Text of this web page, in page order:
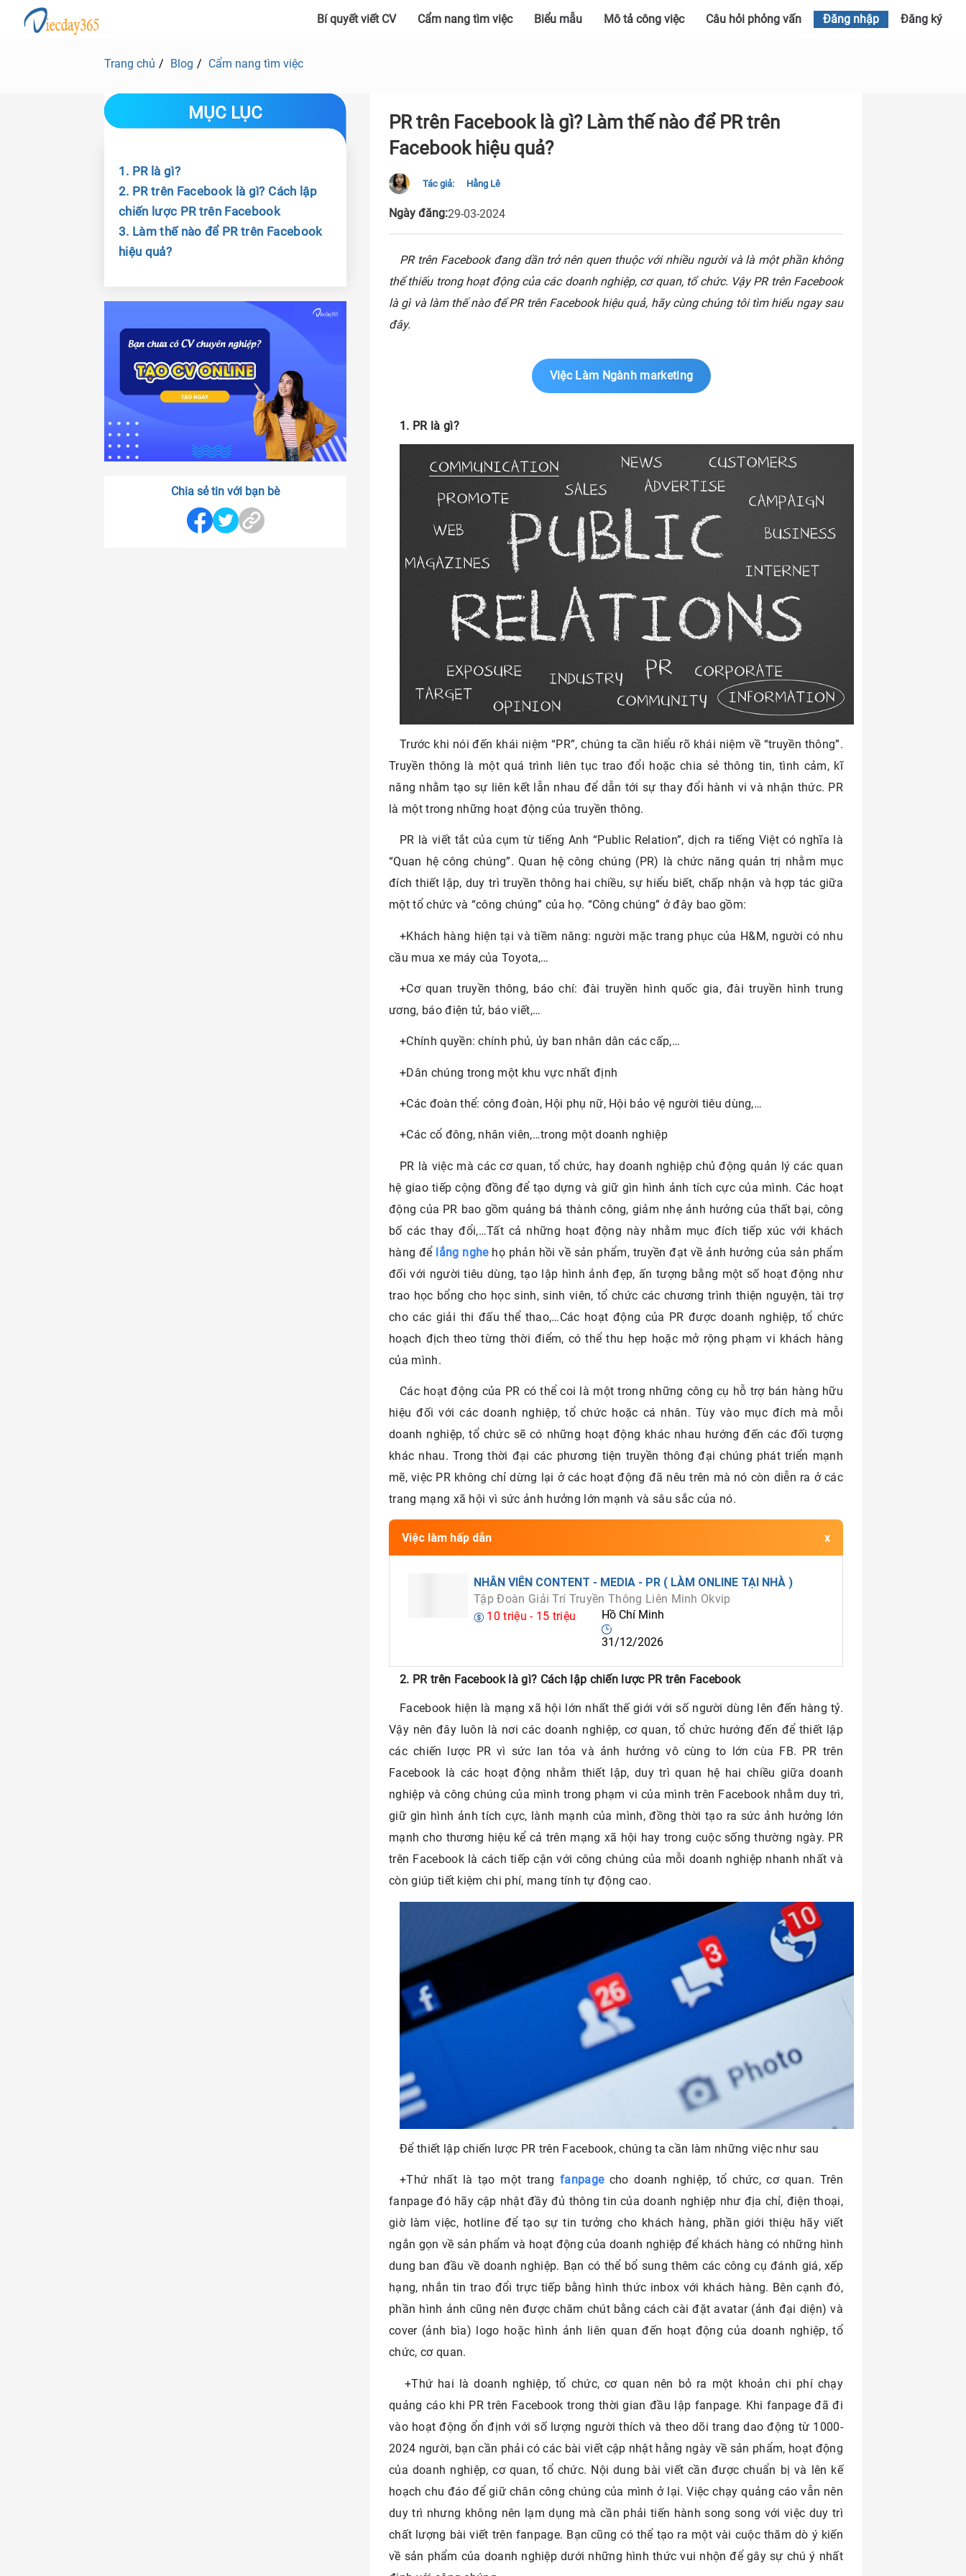
Bí quyết viết CV Cẩm nang tìm việc Biểu mẫu Mô tả công việc Câu hỏi phỏng vấn Đăng nhập Đăng ký
Trang chủ Blog Cẩm nang tìm việc
PR trên Facebook là gì? Làm thế nào để PR trên
Facebook hiệu quả?
Tác giả: Hằng Lê
Ngày đăng:29-03-2024
PR trên Facebook đang dần trở nên quen thuộc với nhiều người và là một phần không
thể thiếu trong hoạt động của các doanh nghiệp, cơ quan, tổ chức. Vậy PR trên Facebook
là gì và làm thế nào để PR trên Facebook hiệu quả, hãy cùng chúng tôi tìm hiểu ngay sau
đây.
MỤC LỤC
1. PR là gì?
2. PR trên Facebook là gì? Cách lập
chiến lược PR trên Facebook
3. Làm thế nào để PR trên Facebook
hiệu quả?
Chia sẻ tin với bạn bè
Việc Làm Ngành marketing
1. PR là gì?
Trước khi nói đến khái niệm “PR”, chúng ta cần hiểu rõ khái niệm về “truyền thông”.
Truyền thông là một quá trình liên tục trao đổi hoặc chia sẻ thông tin, tình cảm, kĩ
năng nhằm tạo sự liên kết lẫn nhau để dẫn tới sự thay đổi hành vi và nhận thức. PR
là một trong những hoạt động của truyền thông.
PR là viết tắt của cụm từ tiếng Anh “Public Relation”, dịch ra tiếng Việt có nghĩa là
“Quan hệ công chúng”. Quan hệ công chúng (PR) là chức năng quản trị nhằm mục
đích thiết lập, duy trì truyền thông hai chiều, sự hiểu biết, chấp nhận và hợp tác giữa
một tổ chức và “công chúng” của họ. “Công chúng” ở đây bao gồm:
+Khách hàng hiện tại và tiềm năng: người mặc trang phục của H&M, người có nhu
cầu mua xe máy của Toyota,…
+Cơ quan truyền thông, báo chí: đài truyền hình quốc gia, đài truyền hình trung
ương, báo điện tử, báo viết,…
+Chính quyền: chính phủ, ủy ban nhân dân các cấp,…
+Dân chúng trong một khu vực nhất định
+Các đoàn thể: công đoàn, Hội phụ nữ, Hội bảo vệ người tiêu dùng,…
+Các cổ đông, nhân viên,…trong một doanh nghiệp
PR là việc mà các cơ quan, tổ chức, hay doanh nghiệp chủ động quản lý các quan
hệ giao tiếp cộng đồng để tạo dựng và giữ gìn hình ảnh tích cực của mình. Các hoạt
động của PR bao gồm quảng bá thành công, giảm nhẹ ảnh hưởng của thất bại, công
bố các thay đổi,…Tất cả những hoạt động này nhằm mục đích tiếp xúc với khách
hàng để lắng nghehọ phản hồi về sản phẩm, truyền đạt về ảnh hưởng của sản phẩm
đối với người tiêu dùng, tạo lập hình ảnh đẹp, ấn tượng bằng một số hoạt động như
trao học bổng cho học sinh, sinh viên, tổ chức các chương trình thiện nguyện, tài trợ
cho các giải thi đấu thể thao,…Các hoạt động của PR được doanh nghiệp, tổ chức
hoạch địch theo từng thời điểm, có thể thu hẹp hoặc mở rộng phạm vi khách hàng
của mình.
Các hoạt động của PR có thể coi là một trong những công cụ hỗ trợ bán hàng hữu
hiệu đối với các doanh nghiệp, tổ chức hoặc cá nhân. Tùy vào mục đích mà mỗi
doanh nghiệp, tổ chức sẽ có những hoạt động khác nhau hướng đến các đối tượng
khác nhau. Trong thời đại các phương tiện truyền thông đại chúng phát triển mạnh
mẽ, việc PR không chỉ dừng lại ở các hoạt động đã nêu trên mà nó còn diễn ra ở các
trang mạng xã hội vì sức ảnh hưởng lớn mạnh và sâu sắc của nó.
Việc làm hấp dẫn
NHÂN VIÊN CONTENT - MEDIA - PR ( LÀM ONLINE TẠI NHÀ )
Tập Đoàn Giải Trí Truyền Thông Liên Minh Okvip
10 triệu - 15 triệu
Hồ Chí Minh
31/12/2026
2. PR trên Facebook là gì? Cách lập chiến lược PR trên Facebook
Facebook hiện là mạng xã hội lớn nhất thế giới với số người dùng lên đến hàng tỷ.
Vậy nên đây luôn là nơi các doanh nghiệp, cơ quan, tổ chức hướng đến để thiết lập
các chiến lược PR vì sức lan tỏa và ảnh hưởng vô cùng to lớn cùa FB. PR trên
Facebook là các hoạt động nhằm thiết lập, duy trì quan hệ hai chiều giữa doanh
nghiệp và công chúng của mình trong phạm vi của mình trên Facebook nhằm duy trì,
giữ gìn hình ảnh tích cực, lành mạnh của mình, đồng thời tạo ra sức ảnh hưởng lớn
mạnh cho thương hiệu kể cả trên mạng xã hội hay trong cuộc sống thường ngày. PR
trên Facebook là cách tiếp cận với công chúng của mỗi doanh nghiệp nhanh nhất và
còn giúp tiết kiệm chi phí, mang tính tự động cao.
Để thiết lập chiến lược PR trên Facebook, chúng ta cần làm những việc như sau
+Thứ nhất là tạo một trang fanpagecho doanh nghiệp, tổ chức, cơ quan. Trên
fanpage đó hãy cập nhật đầy đủ thông tin của doanh nghiệp như địa chỉ, điện thoại,
giờ làm việc, hotline để tạo sự tin tưởng cho khách hàng, phần giới thiệu hãy viết
ngắn gọn về sản phẩm và hoạt động của doanh nghiệp để khách hàng có những hình
dung ban đầu về doanh nghiệp. Bạn có thể bổ sung thêm các công cụ đánh giá, xếp
hạng, nhắn tin trao đổi trực tiếp bằng hình thức inbox với khách hàng. Bên cạnh đó,
phần hình ảnh cũng nên được chăm chút bằng cách cài đặt avatar (ảnh đại diện) và
cover (ảnh bìa) logo hoặc hình ảnh liên quan đến hoạt động của doanh nghiệp, tổ
chức, cơ quan.
+Thứ hai là doanh nghiệp, tổ chức, cơ quan nên bỏ ra một khoản chi phí chạy
quảng cáo khi PR trên Facebook trong thời gian đầu lập fanpage. Khi fanpage đã đi
vào hoạt động ổn định với số lượng người thích và theo dõi trang dao động từ 1000-
2024 người, bạn cần phải có các bài viết cập nhật hằng ngày về sản phẩm, hoạt động
của doanh nghiệp, cơ quan, tổ chức. Nội dung bài viết cần được chuẩn bị và lên kế
hoạch chu đáo để giữ chân công chúng của mình ở lại. Việc chạy quảng cáo vẫn nên
duy trì nhưng không nên lạm dụng mà cần phải tiến hành song song với việc duy trì
chất lượng bài viết trên fanpage. Bạn cũng có thể tạo ra một vài cuộc thăm dò ý kiến
về sản phẩm của doanh nghiệp dưới những hình thức vui nhộn để gây sự chú ý nhất